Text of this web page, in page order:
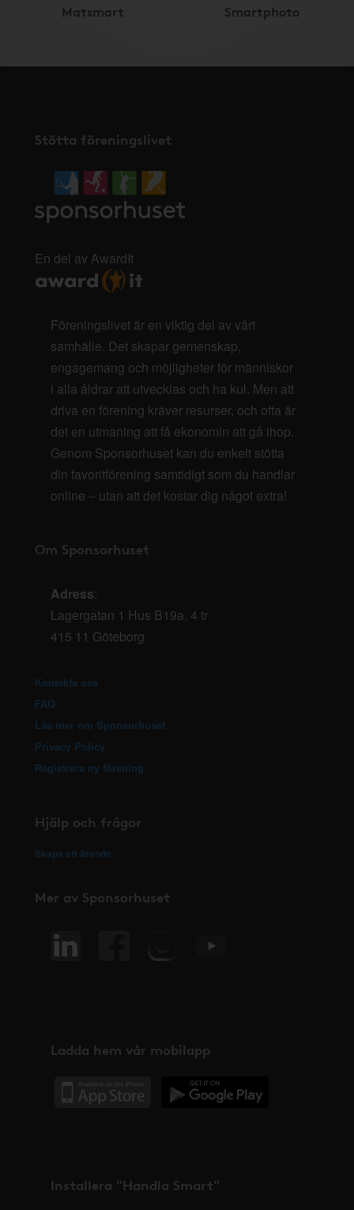
Matsmart Smartphoto
Stötta föreningslivet
En del av AwardIt
Föreningslivet är en viktig del av vårt
samhälle. Det skapar gemenskap,
engagemang och möjligheter för människor
i alla åldrar att utvecklas och ha kul. Men att
driva en förening kräver resurser, och ofta är
det en utmaning att få ekonomin att gå ihop.
Genom Sponsorhuset kan du enkelt stötta
din favoritförening samtidigt som du handlar
online – utan att det kostar dig något extra!
Om Sponsorhuset
Adress:
Lagergatan 1 Hus B19a, 4 tr
415 11 Göteborg
Kontakta oss
FAQ
Läs mer om Sponsorhuset
Privacy Policy
Registrera ny förening
Hjälp och frågor
Skapa ett ärende
Mer av Sponsorhuset
Ladda hem vår mobilapp
Installera "Handla Smart"